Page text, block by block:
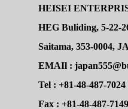
HEISEI
HEG Buliding, 5-22-
Saitama, 353-0004,
EMAIl :
Tel : +81-48-487-7024
Fax : +81-48-487-7149